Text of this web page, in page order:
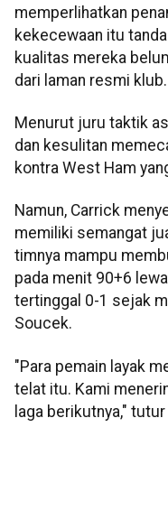
memperlihatkan
kekecewaan itu
kualitas mereka
dari laman resmi klub.
Menurut juru taktik
dan kesulitan
kontra West Ham
Namun, Carrick
memiliki semangat
timnya mampu
pada menit 90+6
tertinggal 0-1 sejak
Soucek.
"Para pemain layak
telat itu. Kami
laga berikutnya," tutur